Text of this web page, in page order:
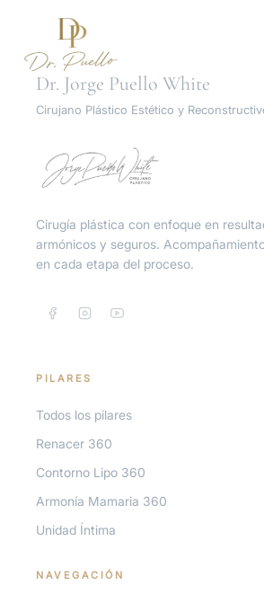
Inicio
Procedimientos
Unidad Íntima
Quién Soy
Contacto
Dr. Jorge Puello White
Cirujano Plástico Estético y
Cirugía plástica con enfoque en
armónicos y seguros.
en cada etapa del proceso.
PILARES
Todos los pilares
Renacer 360
Contorno Lipo 360
Armonía Mamaria 360
Unidad Íntima
NAVEGACIÓN